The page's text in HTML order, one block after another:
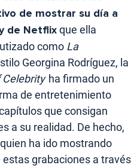
de mostrar su día a
de Netflixque ella
como La
Georgina Rodríguez, la
ha firmado un
de entretenimiento
que consigan
a su realidad. De hecho,
ha ido mostrando
grabaciones a través